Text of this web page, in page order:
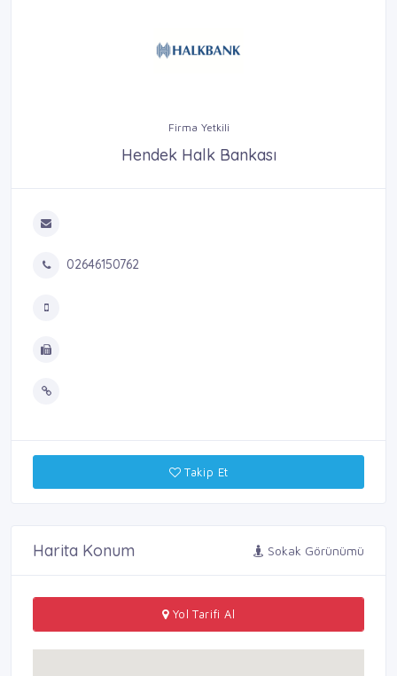
Firma Yetkili
Hendek Halk Bankası
02646150762
Takip Et
Harita Konum Sokak Görünümü
Yol Tarifi Al